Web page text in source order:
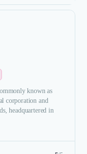
known as
corporation and
headquartered in